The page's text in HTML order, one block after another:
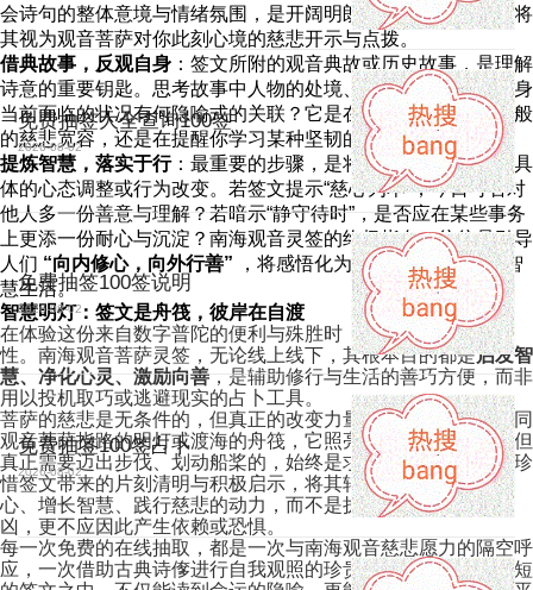
会诗句的整体意境与情绪氛围，是开阔明朗，还是幽微警示？将
其视为观音菩萨对你此刻心境的慈悲开示与点拨。
借典故事，反观自身 ：签文所附的观音典故或历史故事，是理解
诗意的重要钥匙。思考故事中人物的处境、抉择与结果，与自身
当前面临的状况有何隐喻式的关联？它是在鼓励你展现如观音般
的慈悲宽容，还是在提醒你学习某种坚韧的修行精神？
提炼智慧，落实于行：最重要的步骤，是将签文的启发转化为具
体的心态调整或行为改变。若签文提示“慈心为本”，今日可否对
他人多一份善意与理解？若暗示“静守待时”，是否应在某些事务
上更添一份耐心与沉淀？南海观音灵签的终极指向，往往是引导
人们 “向内修心，向外行善” ，将感悟化为实际的慈悲善行与智
慧生活。
智慧明灯：签文是舟筏，彼岸在自渡
在体验这份来自数字普陀的便利与殊胜时，必须秉持正信与理
性。南海观音菩萨灵签，无论线上线下，其根本目的都是启发智
慧、净化心灵、激励向善 ，是辅助修行与生活的善巧方便，而非
用以投机取巧或逃避现实的占卜工具。
菩萨的慈悲是无条件的，但真正的改变力量源于自身。签文如同
观音菩萨指路的明灯或渡海的舟筏，它照亮前路、提供工具，但
真正需要迈出步伐、划动船桨的，始终是求签者自己。我们应珍
惜签文带来的片刻清明与积极启示，将其转化为生活中修持耐
心、增长智慧、践行慈悲的动力，而不是执着于签文表象的吉
凶，更不应因此产生依赖或恐惧。
每一次免费的在线抽取，都是一次与南海观音慈悲愿力的隔空呼
应，一次借助古典诗偧进行自我观照的珍贵机会。愿你在那简短
免费抽签大全查询100签
2026-08-02
免费抽签100签说明
2026-08-02
免费抽签100签占卜
2026-08-02